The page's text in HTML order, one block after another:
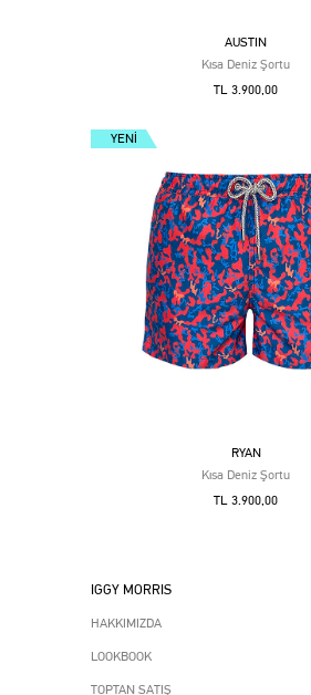
AUSTIN
Kısa Deniz Şortu
TL 3.900,00
YENI
RYAN
Kısa Deniz Şortu
TL 3.900,00
IGGY MORRIS
HAKKIMIZDA
LOOKBOOK
TOPTAN SATIŞ